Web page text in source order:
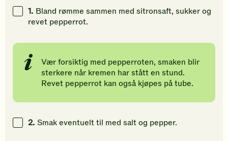
å
gi
gi
gi
1. Bland rømme sammen med sitronsaft, sukker og
revet pepperrot.
Vær forsiktig med pepperroten, smaken blir
sterkere når kremen har stått en stund.
Revet pepperrot kan også kjøpes på tube.
2. Smak eventuelt til med salt og pepper.